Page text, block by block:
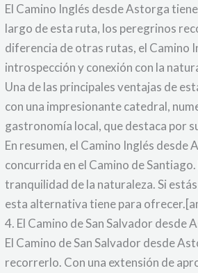
El Camino Inglés desde Astorga
largo de esta ruta, los peregrinos
diferencia de otras rutas, el Camino
introspección y conexión con la
Una de las principales ventajas de
con una impresionante catedral,
gastronomía local, que destaca por
En resumen, el Camino Inglés
concurrida en el Camino de
tranquilidad de la naturaleza. Si
esta alternativa tiene para
4. El Camino de San Salvador
El Camino de San Salvador desde
recorrerlo. Con una extensión de